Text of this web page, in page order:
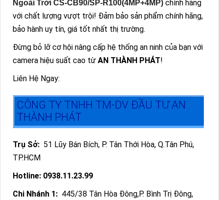
Ngoài Trời CS-CB90/SP-R100(4MP+4MP) chính hãng
với chất lượng vượt trội! Đảm bảo sản phẩm chính hãng,
bảo hành uy tín, giá tốt nhất thị trường.
Đừng bỏ lỡ cơ hội nâng cấp hệ thống an ninh của bạn với
camera hiệu suất cao từ AN THÀNH PHÁT!
Liên Hệ Ngay:
CÔNG TY TNHH TM-DV ĐẦU TƯ AN
THÀNH PHÁT
Trụ Sở: 51 Lũy Bán Bích, P. Tân Thới Hòa, Q.Tân Phú,
TP.HCM
Hotline: 0938.11.23.99
Chi Nhánh 1: 445/38 Tân Hòa Đông,P. Bình Trị Đông,